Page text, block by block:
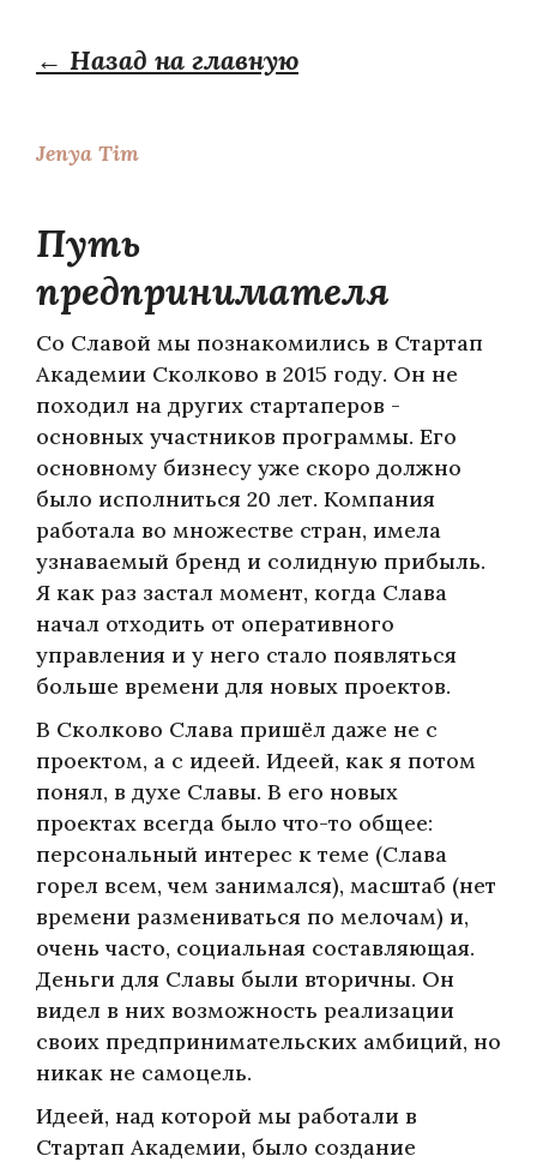
← Назад на главную
Jenya Tim
Путь
предпринимателя
Со Славой мы познакомились в Стартап
Академии Сколково в 2015 году. Он не
походил на других стартаперов -
основных участников программы. Его
основному бизнесу уже скоро должно
было исполниться 20 лет. Компания
работала во множестве стран, имела
узнаваемый бренд и солидную прибыль.
Я как раз застал момент, когда Слава
начал отходить от оперативного
управления и у него стало появляться
больше времени для новых проектов.
В Сколково Слава пришёл даже не с
проектом, а с идеей. Идеей, как я потом
понял, в духе Славы. В его новых
проектах всегда было что-то общее:
персональный интерес к теме (Слава
горел всем, чем занимался), масштаб (нет
времени размениваться по мелочам) и,
очень часто, социальная составляющая.
Деньги для Славы были вторичны. Он
видел в них возможность реализации
своих предпринимательских амбиций, но
никак не самоцель.
Идеей, над которой мы работали в
Стартап Академии, было создание